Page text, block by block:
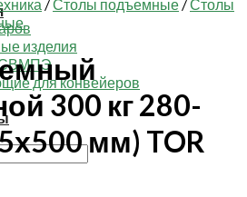
изделия
СВМПЭ
для конвейеров
/Столы подъемные /Столы
300 кг 280-
мм) TOR